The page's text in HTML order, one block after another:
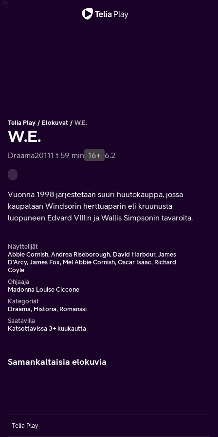
Telia Play Elokuvat W.E.
W.E.
Draama20111 t 59 min 16+ 6.2
Vuonna 1998 järjestetään suuri huutokauppa, jossa
kaupataan Windsorin herttuaparin eli kruunusta
luopuneen Edvard VIII:n ja Wallis Simpsonin tavaroita.
Näyttelijät
Abbie Cornish, Andrea Riseborough, David Harbour, James
D'Arcy, James Fox, Mel Abbie Cornish, Oscar Isaac, Richard
Coyle
Ohjaaja
Madonna Louise Ciccone
Kategoriat
Draama, Historia, Romanssi
Saatavilla
Katsottavissa 3+ kuukautta
Samankaltaisia elokuvia
Telia Play